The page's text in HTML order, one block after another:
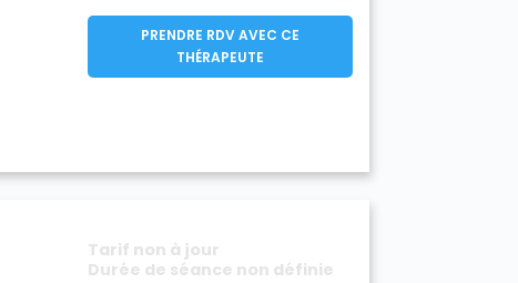
PRENDRE RDV AVEC CE
THÉRAPEUTE
Tarif non à jour
Durée de séance non définie